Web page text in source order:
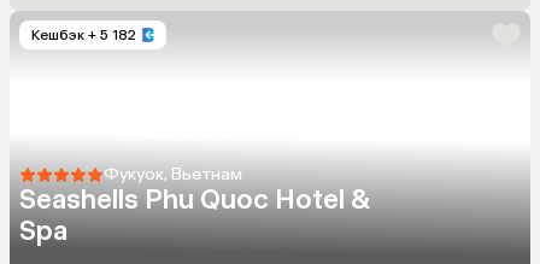
Кешбэк + 5 182
Фукуок, Вьетнам
Seashells Phu Quoc Hotel &
Spa